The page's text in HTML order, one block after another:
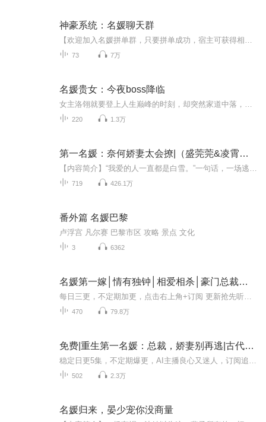
神豪系统：名媛聊天群
73 7万
名媛贵女：今夜boss降临
220 1.3万
第一名媛：奈何娇妻太会撩|（盛莞莞&凌霄）总裁甜宠男女双播
719 426.1万
番外篇 名媛巴黎
卢浮宫 凡尔赛 巴黎市区 攻略 景点 文化
3 6362
名媛第一嫁│情有独钟│相爱相杀│豪门总裁丨多人有声剧
470 79.8万
免费|重生第一名媛：总裁，娇妻别再逃|古代言情&豪门恩怨&重生
502 2.3万
名媛归来，晏少宠你没商量